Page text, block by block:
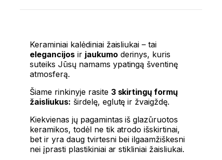
Keraminiai kalėdiniai žaisliukai – tai
elegancijosir jaukumoderinys, kuris
suteiks Jūsų namams ypatingą šventinę
atmosferą.
Šiame rinkinyje rasite 3 skirtingų formų
žaisliukus: širdelę, eglutę ir žvaigždę.
Kiekvienas jų pagamintas iš glazūruotos
keramikos, todėl ne tik atrodo išskirtinai,
bet ir yra daug tvirtesni bei ilgaamžiškesni
nei įprasti plastikiniai ar stikliniai žaisliukai.